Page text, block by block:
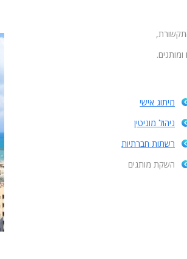
מיתוג אישי
ניהול מוניטין
רשתות חברתיות
השקת מותגים